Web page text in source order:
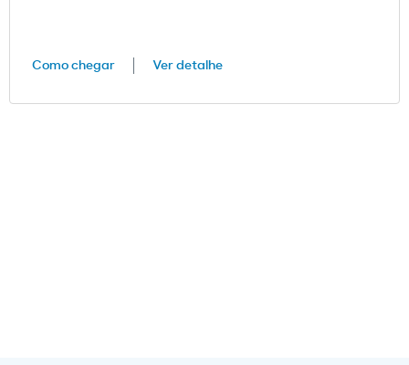
Como chegar Ver detalhe